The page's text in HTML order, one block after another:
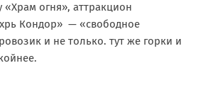
огня», аттракцион
Кондор» — «свободное
и не только. тут же горки и